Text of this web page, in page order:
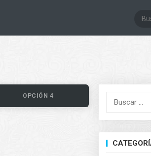
OPCIÓN 4 Buscar: